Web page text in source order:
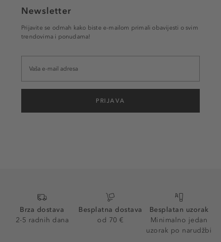
Newsletter
Prijavite se odmah kako biste e-mailom primali obavijesti o svim
trendovima i ponudama!
PRIJAVA
Brza dostava
2-5 radnih dana
Besplatna dostava
od 70 €
Besplatan uzorak
Minimalno jedan
uzorak po narudžbi